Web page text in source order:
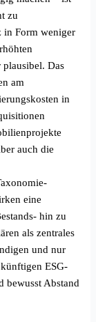
zu
in Form weniger
plausibel. Das
am
in
auch die
eine
hin zu
als zentrales
und nur
ESG-
bewusst Abstand